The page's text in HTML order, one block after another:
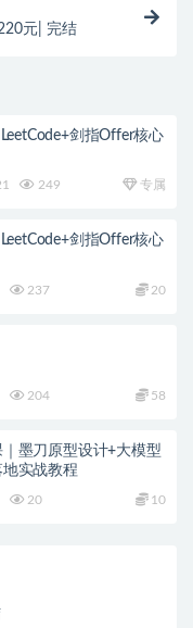
元| 完结
剑指Offer核心
249 专属
剑指Offer核心
237 20
204 58
墨刀原型设计+大模型
实战教程
20 10